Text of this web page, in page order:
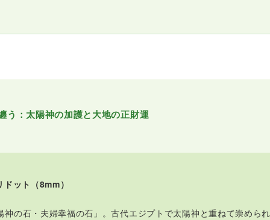
う：太陽神の加護と大地の正財運
ドット（8mm）
神の石・夫婦幸福の石」。古代エジプトで太陽神と重ねて崇めら